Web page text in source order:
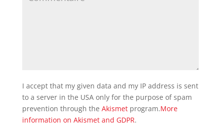
I accept that my given data and my IP address is sent
to a server in the USA only for the purpose of spam
prevention through the Akismetprogram.More
information on Akismet and GDPR.